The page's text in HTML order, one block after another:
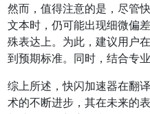
然而，值得注意的是，尽管
文本时，仍可能出现细微偏
殊表达上。为此，建议用户
到预期标准。同时，结合专
综上所述，快闪加速器在翻
术的不断进步，其在未来的